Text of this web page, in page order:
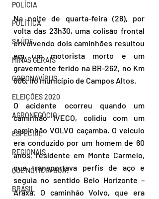
POLÍCIA
POLÍTICA
SAÚDE
MINAS GERAIS
CORONAVÍRUS
ELEIÇÕES 2020
AGRONEGÓCIO
ESPECIAL
REGIONAIS
QUE NOTÍCIA BOA!
BRASIL
Na noite de quarta-feira (28), por
volta das 23h30, uma colisão frontal
envolvendo dois caminhões resultou
em um motorista morto e um
gravemente ferido na BR-262, no Km
606, no município de Campos Altos.
O acidente ocorreu quando um
caminhão IVECO, colidiu com um
caminhão VOLVO caçamba. O veículo
era conduzido por um homem de 60
anos, residente em Monte Carmelo,
que transportava perfis de aço e
seguia no sentido Belo Horizonte –
Araxá. O caminhão Volvo, que era